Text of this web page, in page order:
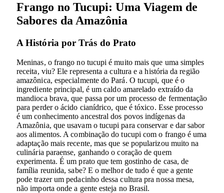
Frango no Tucupi: Uma Viagem de
Sabores da Amazônia
A História por Trás do Prato
Meninas, o frango no tucupi é muito mais que uma simples
receita, viu? Ele representa a cultura e a história da região
amazônica, especialmente do Pará. O tucupi, que é o
ingrediente principal, é um caldo amarelado extraído da
mandioca brava, que passa por um processo de fermentação
para perder o ácido cianídrico, que é tóxico. Esse processo
é um conhecimento ancestral dos povos indígenas da
Amazônia, que usavam o tucupi para conservar e dar sabor
aos alimentos. A combinação do tucupi com o frango é uma
adaptação mais recente, mas que se popularizou muito na
culinária paraense, ganhando o coração de quem
experimenta. É um prato que tem gostinho de casa, de
família reunida, sabe? E o melhor de tudo é que a gente
pode trazer um pedacinho dessa cultura pra nossa mesa,
não importa onde a gente esteja no Brasil.